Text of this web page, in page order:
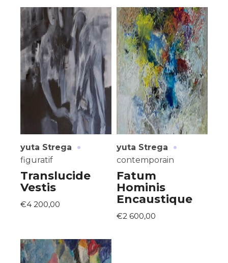
yuta Strega ·
figuratif
Translucide
Vestis
€4 200,00
yuta Strega ·
contemporain
Fatum
Hominis
Encaustique
€2 600,00